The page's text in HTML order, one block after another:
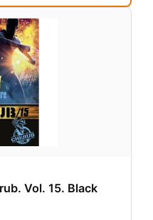
Vol. 15. Black